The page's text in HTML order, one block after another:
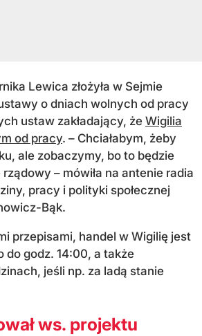
Lewica złożyła w Sejmie
o dniach wolnych od pracy
ustaw zakładający, że Wigilia
od pracy. – Chciałabym, żeby
ale zobaczymy, bo to będzie
– mówiła na antenie radia
pracy i polityki społecznej
Bąk.
przepisami, handel w Wigilię jest
do godz. 14:00, a także
jeśli np. za ladą stanie
ws. projektu